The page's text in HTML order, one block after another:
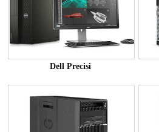
Dell Precisi